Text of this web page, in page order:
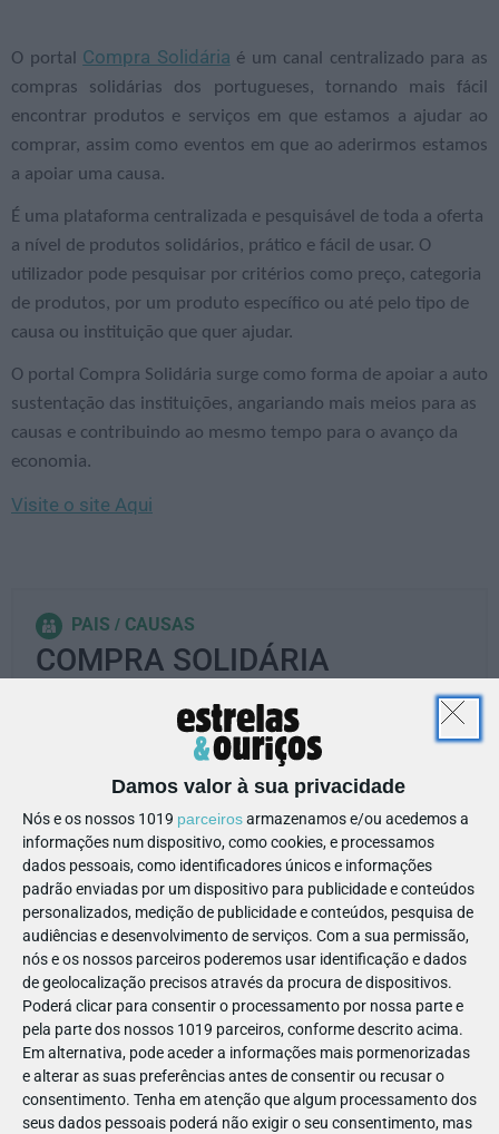
Damos valor à sua privacidade
Nós e os nossos 1019 parceirosarmazenamos e/ou acedemos a
informações num dispositivo, como cookies, e processamos
dados pessoais, como identificadores únicos e informações
padrão enviadas por um dispositivo para publicidade e conteúdos
personalizados, medição de publicidade e conteúdos, pesquisa de
audiências e desenvolvimento de serviços. Com a sua permissão,
nós e os nossos parceiros poderemos usar identificação e dados
de geolocalização precisos através da procura de dispositivos.
Poderá clicar para consentir o processamento por nossa parte e
pela parte dos nossos 1019 parceiros, conforme descrito acima.
Em alternativa, pode aceder a informações mais pormenorizadas
e alterar as suas preferências antes de consentir ou recusar o
consentimento. Tenha em atenção que algum processamento dos
seus dados pessoais poderá não exigir o seu consentimento, mas
O portal Compra Solidária é um canal centralizado para as
compras solidárias dos portugueses, tornando mais fácil
encontrar produtos e serviços em que estamos a ajudar ao
comprar, assim como eventos em que ao aderirmos estamos
a apoiar uma causa.
É uma plataforma centralizada e pesquisável de toda a oferta
a nível de produtos solidários, prático e fácil de usar. O
utilizador pode pesquisar por critérios como preço, categoria
de produtos, por um produto específico ou até pelo tipo de
causa ou instituição que quer ajudar.
O portal Compra Solidária surge como forma de apoiar a auto
sustentação das instituições, angariando mais meios para as
causas e contribuindo ao mesmo tempo para o avanço da
economia.
Visite o site Aqui
PAIS CAUSAS
COMPRA SOLIDÁRIA
PARTILHAR ESTE ARTIGO
Também lhe pode interessar